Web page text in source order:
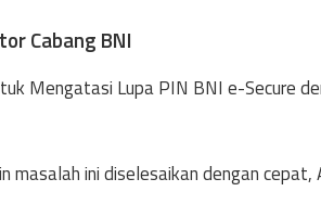
Cabang BNI
Mengatasi Lupa PIN BNI e-Secure
masalah ini diselesaikan dengan